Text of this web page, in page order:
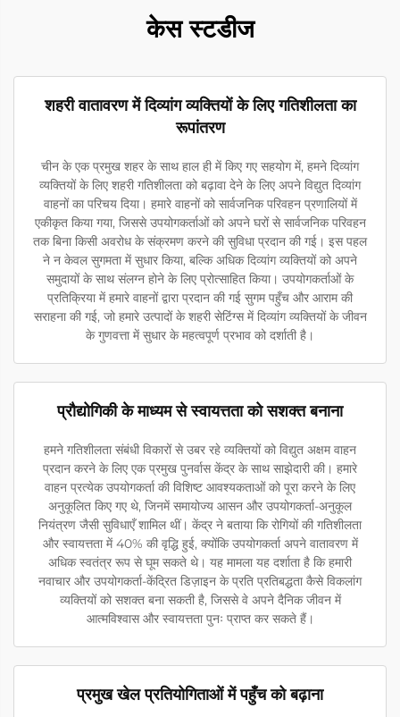
केस स्टडीज
शहरी वातावरण में दिव्यांग व्यक्तियों के लिए गतिशीलता का
रूपांतरण
चीन के एक प्रमुख शहर के साथ हाल ही में किए गए सहयोग में, हमने दिव्यांग
व्यक्तियों के लिए शहरी गतिशीलता को बढ़ावा देने के लिए अपने विद्युत दिव्यांग
वाहनों का परिचय दिया। हमारे वाहनों को सार्वजनिक परिवहन प्रणालियों में
एकीकृत किया गया, जिससे उपयोगकर्ताओं को अपने घरों से सार्वजनिक परिवहन
तक बिना किसी अवरोध के संक्रमण करने की सुविधा प्रदान की गई। इस पहल
ने न केवल सुगमता में सुधार किया, बल्कि अधिक दिव्यांग व्यक्तियों को अपने
समुदायों के साथ संलग्न होने के लिए प्रोत्साहित किया। उपयोगकर्ताओं के
प्रतिक्रिया में हमारे वाहनों द्वारा प्रदान की गई सुगम पहुँच और आराम की
सराहना की गई, जो हमारे उत्पादों के शहरी सेटिंग्स में दिव्यांग व्यक्तियों के जीवन
के गुणवत्ता में सुधार के महत्वपूर्ण प्रभाव को दर्शाती है।
प्रौद्योगिकी के माध्यम से स्वायत्तता को सशक्त बनाना
हमने गतिशीलता संबंधी विकारों से उबर रहे व्यक्तियों को विद्युत अक्षम वाहन
प्रदान करने के लिए एक प्रमुख पुनर्वास केंद्र के साथ साझेदारी की। हमारे
वाहन प्रत्येक उपयोगकर्ता की विशिष्ट आवश्यकताओं को पूरा करने के लिए
अनुकूलित किए गए थे, जिनमें समायोज्य आसन और उपयोगकर्ता-अनुकूल
नियंत्रण जैसी सुविधाएँ शामिल थीं। केंद्र ने बताया कि रोगियों की गतिशीलता
और स्वायत्तता में 40% की वृद्धि हुई, क्योंकि उपयोगकर्ता अपने वातावरण में
अधिक स्वतंत्र रूप से घूम सकते थे। यह मामला यह दर्शाता है कि हमारी
नवाचार और उपयोगकर्ता-केंद्रित डिज़ाइन के प्रति प्रतिबद्धता कैसे विकलांग
व्यक्तियों को सशक्त बना सकती है, जिससे वे अपने दैनिक जीवन में
आत्मविश्वास और स्वायत्तता पुनः प्राप्त कर सकते हैं।
प्रमुख खेल प्रतियोगिताओं में पहुँच को बढ़ाना